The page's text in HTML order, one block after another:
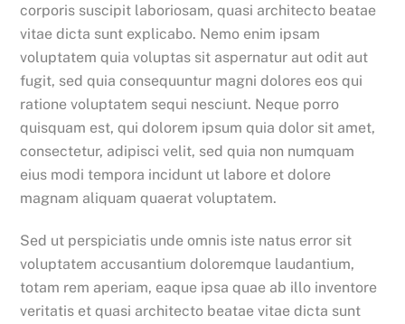
corporis suscipit laboriosam, quasi architecto beatae
vitae dicta sunt explicabo. Nemo enim ipsam
voluptatem quia voluptas sit aspernatur aut odit aut
fugit, sed quia consequuntur magni dolores eos qui
ratione voluptatem sequi nesciunt. Neque porro
quisquam est, qui dolorem ipsum quia dolor sit amet,
consectetur, adipisci velit, sed quia non numquam
eius modi tempora incidunt ut labore et dolore
magnam aliquam quaerat voluptatem.
Sed ut perspiciatis unde omnis iste natus error sit
voluptatem accusantium doloremque laudantium,
totam rem aperiam, eaque ipsa quae ab illo inventore
veritatis et quasi architecto beatae vitae dicta sunt